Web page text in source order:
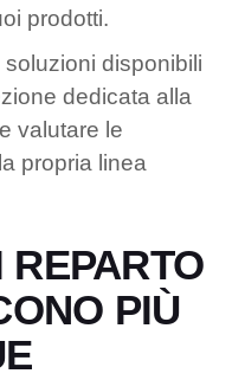
prodotti.
disponibili
dedicata alla
e valutare le
propria linea
PIÙ